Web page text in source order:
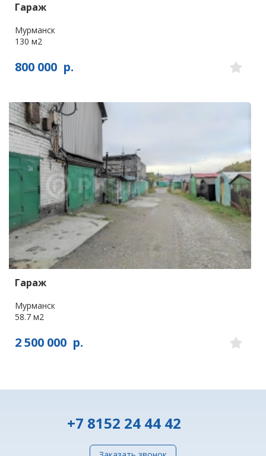
Гараж
Мурманск
130 м2
800 000 р.
Гараж
Мурманск
58.7 м2
2 500 000 р.
+7 8152 24 44 42